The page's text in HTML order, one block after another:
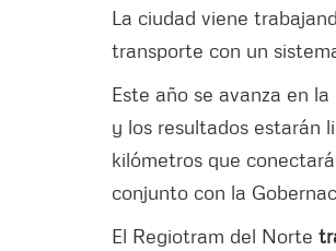
La ciudad viene
transporte con un
Este año se avanza en
y los resultados estarán
kilómetros que
conjunto con la
El Regiotram del Norte